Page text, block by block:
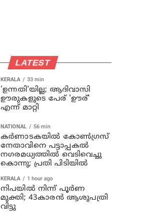
LATEST
KERALA 33 min
'ഉന്നതി'യില്ല; ആദിവാസി
ഊരുകളുടെ പേര് 'ഊര്'
എന്ന് മാറ്റി
NATIONAL 56 min
കര്‍ണാടകയില്‍ കോണ്‍ഗ്രസ്
നേതാവിനെ പട്ടാപ്പകല്‍
നഗരമധ്യത്തില്‍ വെടിവെച്ചു
കൊന്നു; പ്രതി പിടിയില്‍
KERALA 1 hour ago
നിപയില്‍ നിന്ന് പൂര്‍ണ
മുക്തി; 43കാരന്‍ ആശുപത്രി
വിട്ടു